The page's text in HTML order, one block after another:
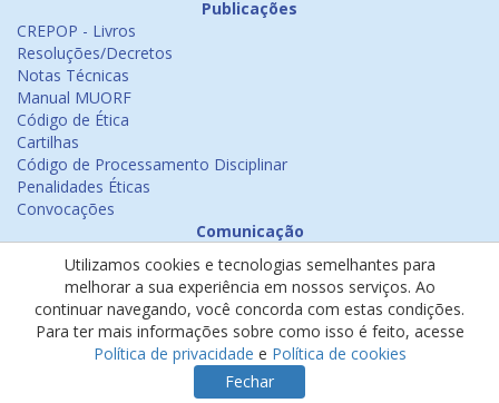
Publicações
CREPOP - Livros
Resoluções/Decretos
Notas Técnicas
Manual MUORF
Código de Ética
Cartilhas
Código de Processamento Disciplinar
Penalidades Éticas
Convocações
Comunicação
Emissão de Certificados
Psicologia na Mídia
Ouvidoria
Política de cookies
Política de privacidade
Utilizamos cookies e tecnologias semelhantes para
melhorar a sua experiência em nossos serviços. Ao
continuar navegando, você concorda com estas condições.
Para ter mais informações sobre como isso é feito, acesse
Política de privacidade e Política de cookies
Fechar